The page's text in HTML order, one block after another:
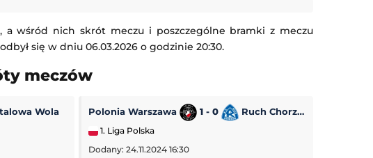
Leagues Cup MLS Liga MX
Dodany: 05.08.2026 3:45
a wśród nich skrót meczu i poszczególne bramki z meczu
się w dniu 06.03.2026 o godzinie 20:30.
meczów
Wola Polonia Warszawa 1 - 0 Ruch Chorzów
1. Liga Polska
Dodany: 24.11.2024 16:30